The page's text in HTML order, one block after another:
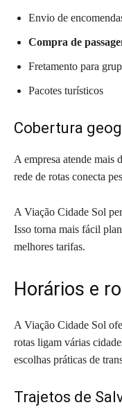
Envio de
Compra de
Fretamento para
Pacotes turísticos
Cobertura
A empresa atende mais
rede de rotas conecta
A Viação Cidade Sol
Isso torna mais fácil
melhores tarifas.
Horários e
A Viação Cidade Sol
rotas ligam várias
escolhas práticas de
Trajetos de